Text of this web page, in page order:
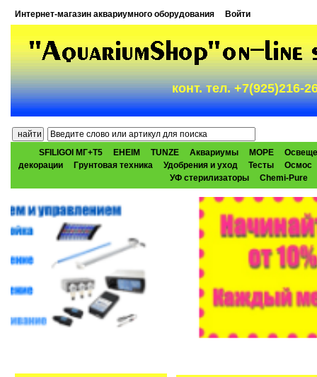
Интернет-магазин аквариумного оборудования Войти
конт. тел. +7(925)216-
SFILIGOI МГ+Т5 EHEIM TUNZE Аквариумы МОРЕ
декорации
Грунтовая техника Удобрения и уход Тесты
Осмос
УФ стерилизаторы
Chemi-Pure